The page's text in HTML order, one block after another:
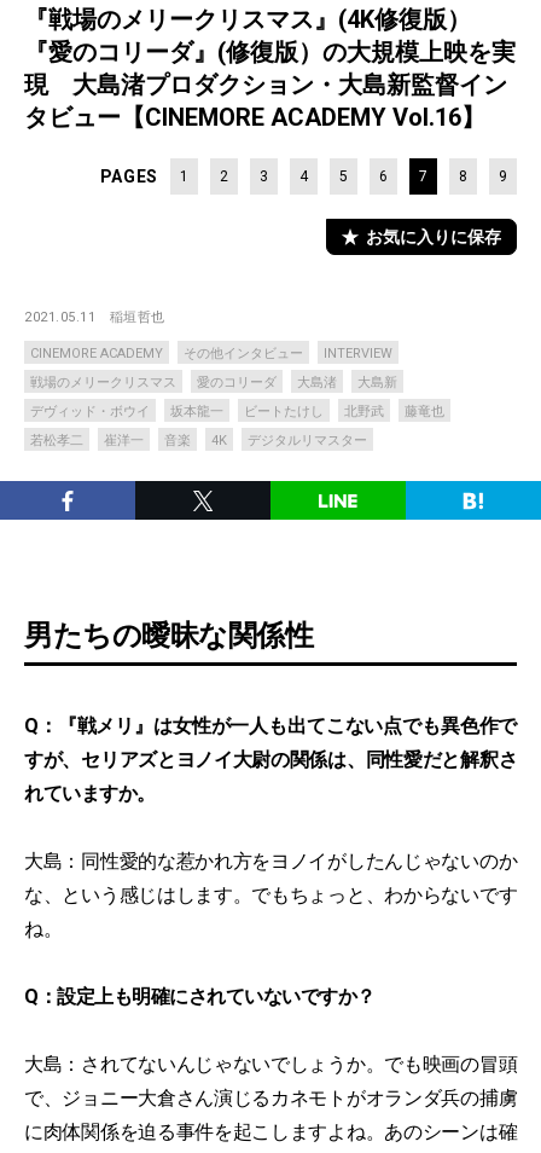
『戦場のメリークリスマス』(4K修復版）
『愛のコリーダ』(修復版）の大規模上映を実
現 大島渚プロダクション・大島新監督イン
タビュー【CINEMORE ACADEMY Vol.16】
PAGES 1 2 3 4 5 6 7 8 9
お気に入りに保存
2021.05.11 稲垣哲也
CINEMORE ACADEMY その他インタビュー
INTERVIEW
戦場のメリークリスマス
愛のコリーダ 大島渚
大島新
デヴィッド・ボウイ
坂本龍一 ビートたけし 北野武
藤竜也
若松孝二
崔洋一 音楽 4K デジタルリマスター
男たちの曖昧な関係性
Q：『戦メリ』は女性が一人も出てこない点でも異色作で
すが、セリアズとヨノイ大尉の関係は、同性愛だと解釈さ
れていますか。
大島：同性愛的な惹かれ方をヨノイがしたんじゃないのか
な、という感じはします。でもちょっと、わからないです
ね。
Q：設定上も明確にされていないですか？
大島：されてないんじゃないでしょうか。でも映画の冒頭
で、ジョニー大倉さん演じるカネモトがオランダ兵の捕虜
に肉体関係を迫る事件を起こしますよね。あのシーンは確